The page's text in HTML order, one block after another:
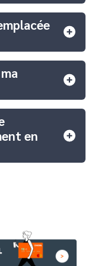
en